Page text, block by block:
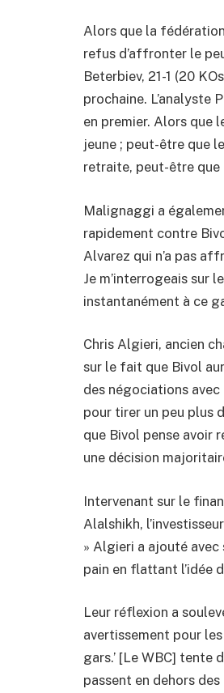
Alors que la
refus d’affronter le
Beterbiev, 21-1 (20
prochaine. L’analyste
en premier. Alors que
jeune ; peut-être que
retraite, peut-être que
Malignaggi a
rapidement contre
Alvarez qui n’a pas
Je m’interrogeais sur
instantanément à ce
Chris Algieri, ancien
sur le fait que Bivol
des négociations avec
pour tirer un peu plus
que Bivol pense avoir
une décision
Intervenant sur le
Alalshikh,
» Algieri a ajouté avec
pain en flattant l’idée
Leur réflexion a
avertissement pour
gars.’ [Le WBC] tente
passent en dehors des